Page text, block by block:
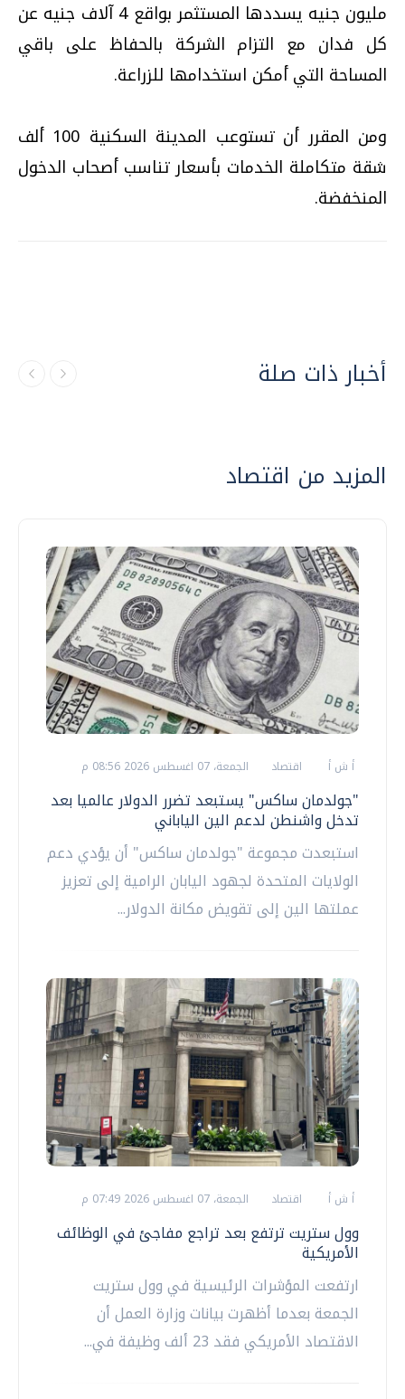
مليون جنيه يسددها المستثمر بواقع 4 آلاف جنيه عن
كل فدان مع التزام الشركة بالحفاظ على باقي
المساحة التي أمكن استخدامها للزراعة.
ومن المقرر أن تستوعب المدينة السكنية 100 ألف
شقة متكاملة الخدمات بأسعار تناسب أصحاب الدخول
المنخفضة.
أخبار ذات صلة
المزيد من اقتصاد
أ ش أ اقتصاد الجمعة، 07 اغسطس 2026 08:56 م
"جولدمان ساكس" يستبعد تضرر الدولار عالميا بعد
تدخل واشنطن لدعم الين الياباني
استبعدت مجموعة "جولدمان ساكس" أن يؤدي دعم
الولايات المتحدة لجهود اليابان الرامية إلى تعزيز
عملتها الين إلى تقويض مكانة الدولار...
أ ش أ اقتصاد الجمعة، 07 اغسطس 2026 07:49 م
وول ستريت ترتفع بعد تراجع مفاجئ في الوظائف
الأمريكية
ارتفعت المؤشرات الرئيسية في وول ستريت
الجمعة بعدما أظهرت بيانات وزارة العمل أن
الاقتصاد الأمريكي فقد 23 ألف وظيفة في...